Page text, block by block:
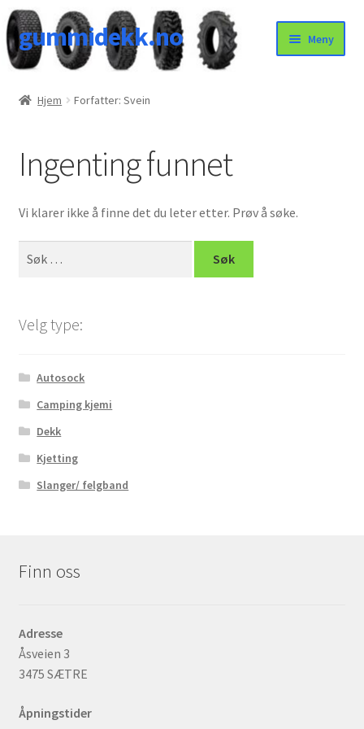
Hopp
til
navigasjon
Hopp
til
innhold
gummidekk.no Meny
Hjem Forfatter: Svein
Ingenting funnet
Vi klarer ikke å finne det du leter etter. Prøv å søke.
Velg type:
Autosock
Camping kjemi
Dekk
Kjetting
Slanger/ felgband
Finn oss
Adresse
Åsveien 3
3475 SÆTRE
Åpningstider